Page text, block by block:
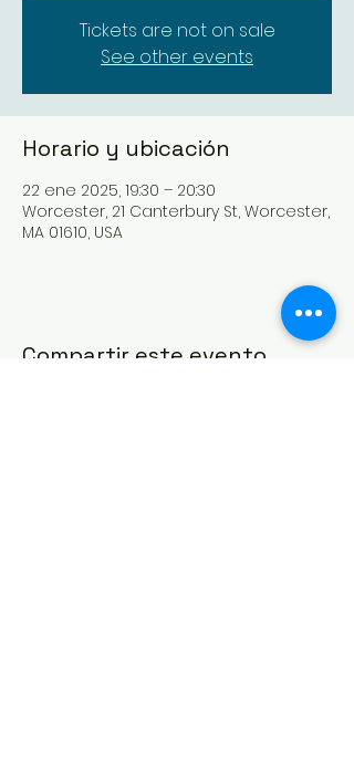
Tickets are not on sale
See other events
Horario y ubicación
22 ene 2025, 19:30 – 20:30
Worcester, 21 Canterbury St, Worcester,
MA 01610, USA
Compartir este evento